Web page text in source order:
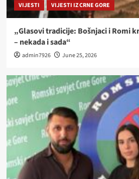
VIJESTI VIJESTI IZ CRNE GORE
„Glasovi tradicije: Bošnjaci i Romi
– nekada i sada“
admin7926 June 25, 2026